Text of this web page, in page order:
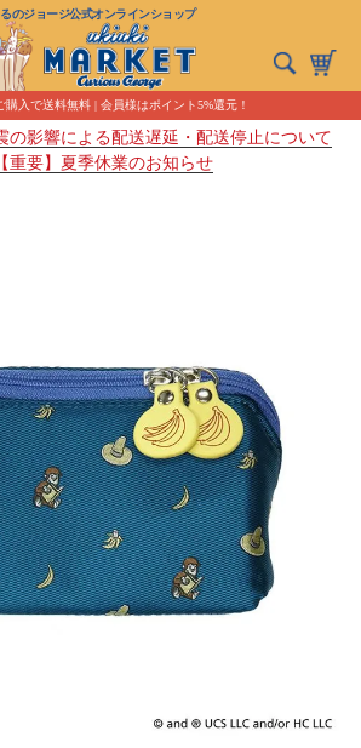
のジョージ公式オンラインショップ
購入で送料無料 | 会員様はポイント5%還元！
の影響による配送遅延・配送停止について
【重要】夏季休業のお知らせ